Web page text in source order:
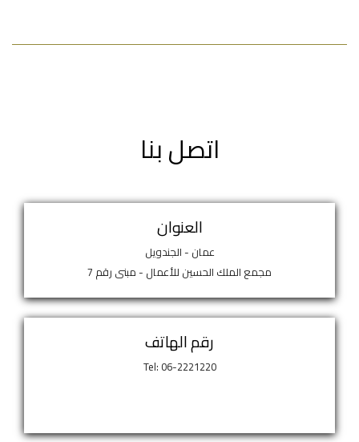
اتصل بنا
العنوان
عمان - الجندويل
مجمع الملك الحسين للأعمال - مبنى رقم 7
رقم الهاتف
Tel: 06-2221220